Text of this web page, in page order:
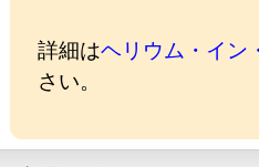
詳細はヘリウム・イン
さい。